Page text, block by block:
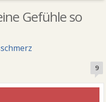
Gefühle so
9